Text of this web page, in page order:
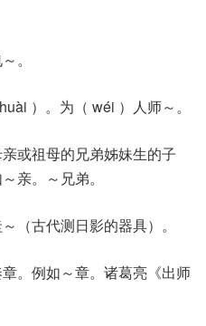
。
）。为（ wéi ）人师～。
或祖母的兄弟姊妹生的子
亲。～兄弟。
（古代测日影的器具）。
。例如～章。诸葛亮《出师